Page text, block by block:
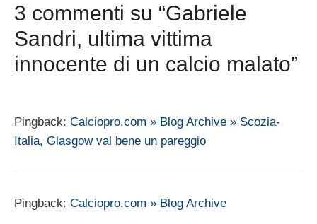
3 commenti su “Gabriele
Sandri, ultima vittima
innocente di un calcio malato”
Pingback: Calciopro.com » Blog Archive » Scozia-
Italia, Glasgow val bene un pareggio
Pingback: Calciopro.com » Blog Archive